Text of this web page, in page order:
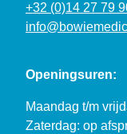
+32 (0)14 27 79
Openingsuren:
Maandag t/m
Zaterdag: op